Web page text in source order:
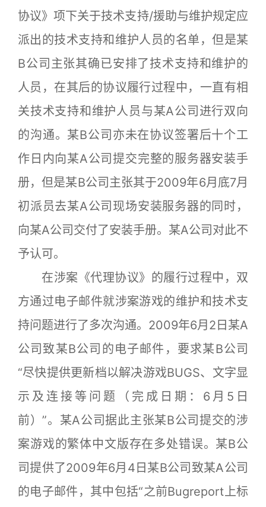
协议》项下关于技术支持/援助与维护规定应
派出的技术支持和维护人员的名单，但是某
B公司主张其确已安排了技术支持和维护的
人员，在其后的协议履行过程中，一直有相
关技术支持和维护人员与某A公司进行双向
的沟通。某B公司亦未在协议签署后十个工
作日内向某A公司提交完整的服务器安装手
册，但是某B公司主张其于2009年6月底7月
初派员去某A公司现场安装服务器的同时，
向某A公司交付了安装手册。某A公司对此不
予认可。
在涉案《代理协议》的履行过程中，双
方通过电子邮件就涉案游戏的维护和技术支
持问题进行了多次沟通。2009年6月2日某A
公司致某B公司的电子邮件，要求某B公司
“尽快提供更新档以解决游戏BUGS、文字显
示及连接等问题（完成日期：6月5日
前）”。某A公司据此主张某B公司提交的涉
案游戏的繁体中文版存在多处错误。某B公
司提供了2009年6月4日某B公司致某A公司
的电子邮件，其中包括“之前Bugreport上标